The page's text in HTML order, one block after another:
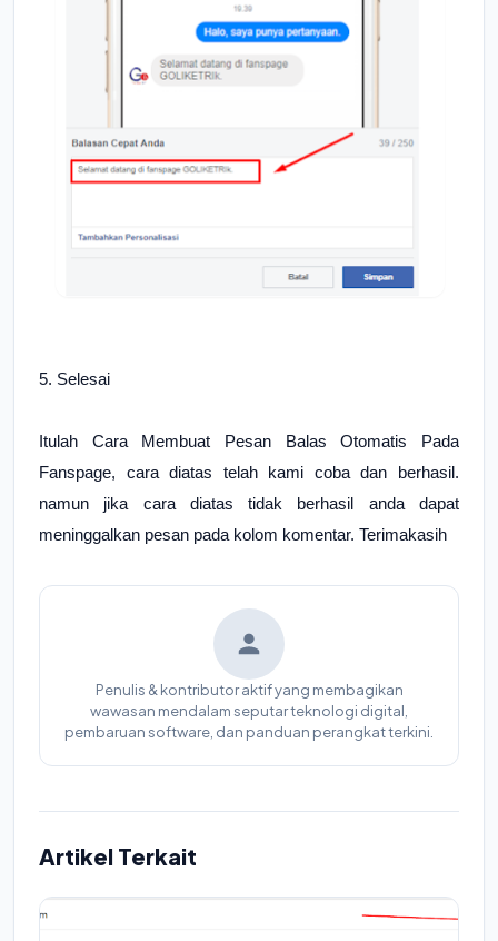
5. Selesai
Itulah Cara Membuat Pesan Balas Otomatis Pada
Fanspage, cara diatas telah kami coba dan berhasil.
namun jika cara diatas tidak berhasil anda dapat
meninggalkan pesan pada kolom komentar. Terimakasih
Penulis & kontributor aktif yang membagikan
wawasan mendalam seputar teknologi digital,
pembaruan software, dan panduan perangkat terkini.
Artikel Terkait